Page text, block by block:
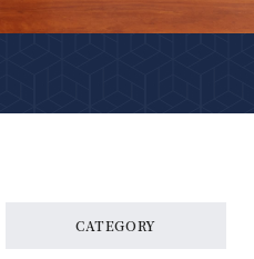
CATEGORY